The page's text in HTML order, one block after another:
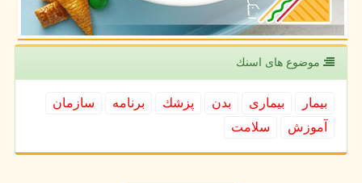
موضوع های اسنك
بیمار بیماری بدن پزشك برنامه
سازمان
آموزش
سلامت